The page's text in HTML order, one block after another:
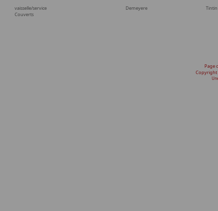
vaisselle/service
Couverts
Demeyere Tintin
Page
Copyright